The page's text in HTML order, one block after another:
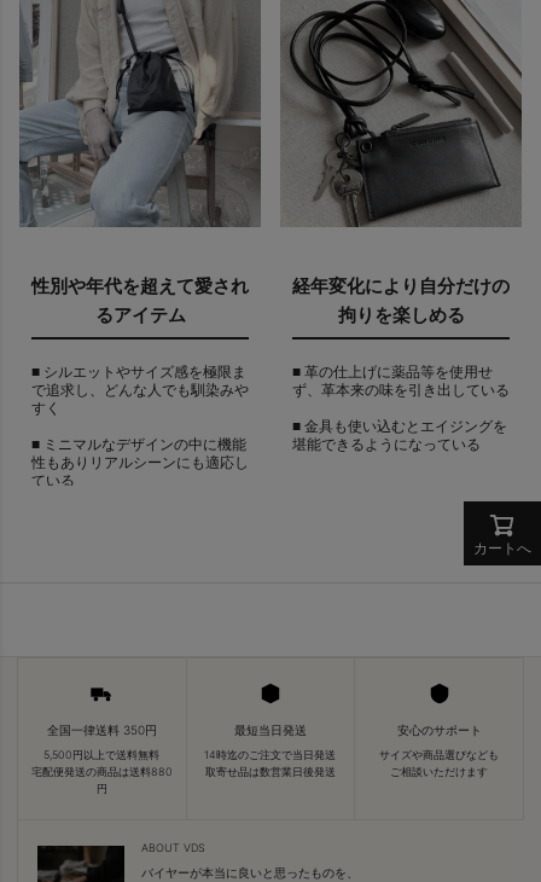
性別や年代を超えて愛され
るアイテム
■ シルエットやサイズ感を極限ま
で追求し、どんな人でも馴染みや
すく
■ ミニマルなデザインの中に機能
性もありリアルシーンにも適応し
ている
経年変化により自分だけの
拘りを楽しめる
■ 革の仕上げに薬品等を使用せ
ず、革本来の味を引き出している
■ 金具も使い込むとエイジングを
堪能できるようになっている
カートへ
全国一律送料 350円
5,500円以上で送料無料
宅配便発送の商品は送料880
円
最短当日発送
14時迄のご注文で当日発送
取寄せ品は数営業日後発送
安心のサポート
サイズや商品選びなども
ご相談いただけます
ABOUT VDS
バイヤーが本当に良いと思ったものを、